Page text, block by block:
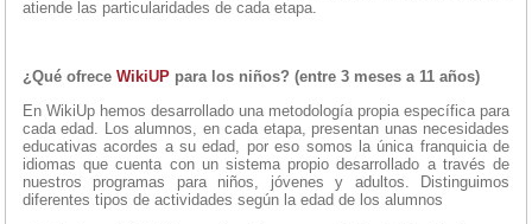
atiende las particularidades de cada etapa.
¿Qué ofrece WikiUP para los niños? (entre 3 meses a 11 años)
En WikiUp hemos desarrollado una metodología propia específica para
cada edad. Los alumnos, en cada etapa, presentan unas necesidades
educativas acordes a su edad, por eso somos la única franquicia de
idiomas que cuenta con un sistema propio desarrollado a través de
nuestros programas para niños, jóvenes y adultos. Distinguimos
diferentes tipos de actividades según la edad de los alumnos